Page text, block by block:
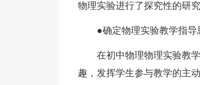
物理实验进行了探究性的研究
●确定物理实验教学指
在初中物理物理实验教
趣，发挥学生参与教学的主